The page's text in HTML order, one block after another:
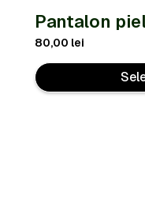
Pantalon
80,00 lei